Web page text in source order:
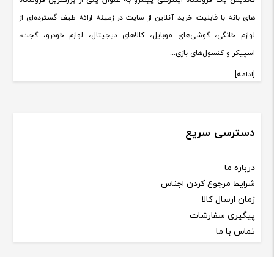
های بانه با قابلیت خرید آنلاین از سایت در زمینه ارائه طیف گسترده‌ای از
لوازم خانگی، گوشی‌های موبایل، کالاهای دیجیتال، لوازم خودرو، گجت،
اسپیکر و کنسول‌های بازی...
[ادامه]
دسترسی سریع
درباره ما
شرایط مرجوع کردن اجناس
زمان ارسال کالا
پیگیری سفارشات
تماس با ما